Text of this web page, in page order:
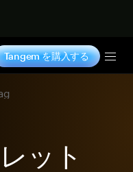
Tangem を購入する
ット